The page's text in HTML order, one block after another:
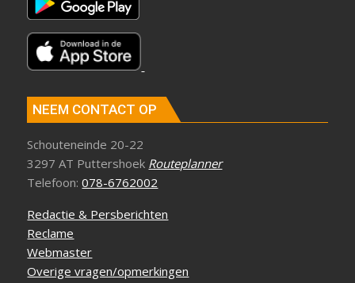
NEEM CONTACT OP
Schouteneinde 20-22
3297 AT Puttershoek Routeplanner
Telefoon:078-6762002
Redactie & Persberichten
Reclame
Webmaster
Overige vragen/opmerkingen